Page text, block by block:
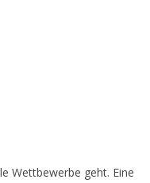
Wettbewerbe geht. Eine